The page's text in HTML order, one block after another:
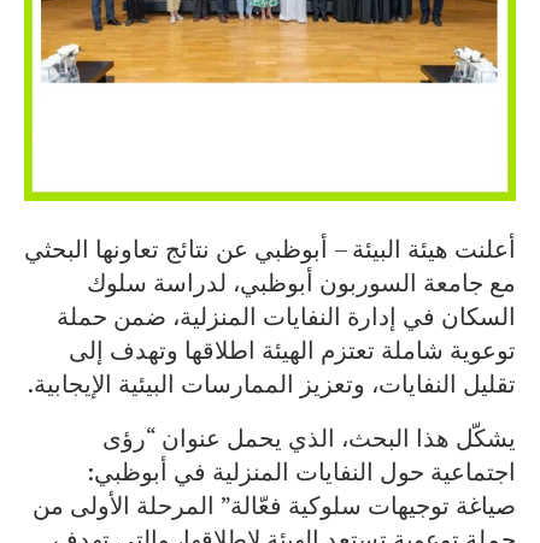
أعلنت هيئة البيئة – أبوظبي عن نتائج تعاونها البحثي
مع جامعة السوربون أبوظبي، لدراسة سلوك
السكان في إدارة النفايات المنزلية، ضمن حملة
توعوية شاملة تعتزم الهيئة اطلاقها وتهدف إلى
تقليل النفايات، وتعزيز الممارسات البيئية الإيجابية.
يشكّل هذا البحث، الذي يحمل عنوان “رؤى
اجتماعية حول النفايات المنزلية في أبوظبي:
صياغة توجيهات سلوكية فعّالة” المرحلة الأولى من